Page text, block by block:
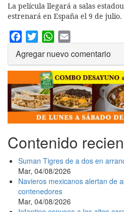
La película llegará a salas
estrenará en España el 9 de julio.
Facebook
TwitterWhatsApp
Agregar nuevo comentario
Contenido
Suman Tigres de a dos en
Mar, 04/08/2026
Navieros mexicanos alertan de
contenedores
Mar, 04/08/2026